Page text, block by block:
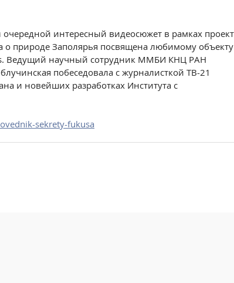
интересный видеосюжет в рамках
о природе Заполярья посвящена любимому объекту
Ведущий научный сотрудник ММБИ КНЦ РАН
побеседовала с журналисткой ТВ-21
и новейших разработках Института с
sekrety-fukusa